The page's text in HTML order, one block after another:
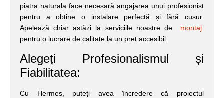
piatra naturala face necesară angajarea unui profesionist
pentru a obține o instalare perfectă și fără cusur.
Apelează chiar astăzi la serviciile noastre de montaj
pentru o lucrare de calitate la un preț accesibil.
Alegeți Profesionalismul și
Fiabilitatea:
Cu Hermes, puteți avea încredere că proiectul